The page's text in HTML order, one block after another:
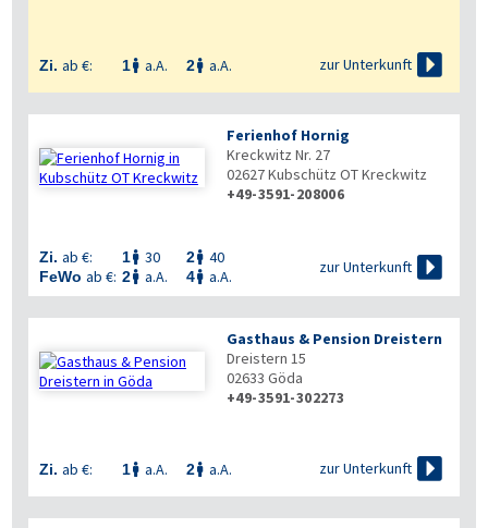
Zi. ab €: 1 a.A. 2 a.A. zur Unterkunft 
Ferienhof Hornig
Kreckwitz Nr. 27
02627Kubschütz OT Kreckwitz
+49-3591-208006
Zi. ab €: 1 30 2 40
FeWo ab €: 2 a.A. 4 a.A.
zur Unterkunft 
Gasthaus & Pension Dreistern
Dreistern 15
02633 Göda
+49-3591-302273
Zi. ab €: 1 a.A. 2 a.A. zur Unterkunft 